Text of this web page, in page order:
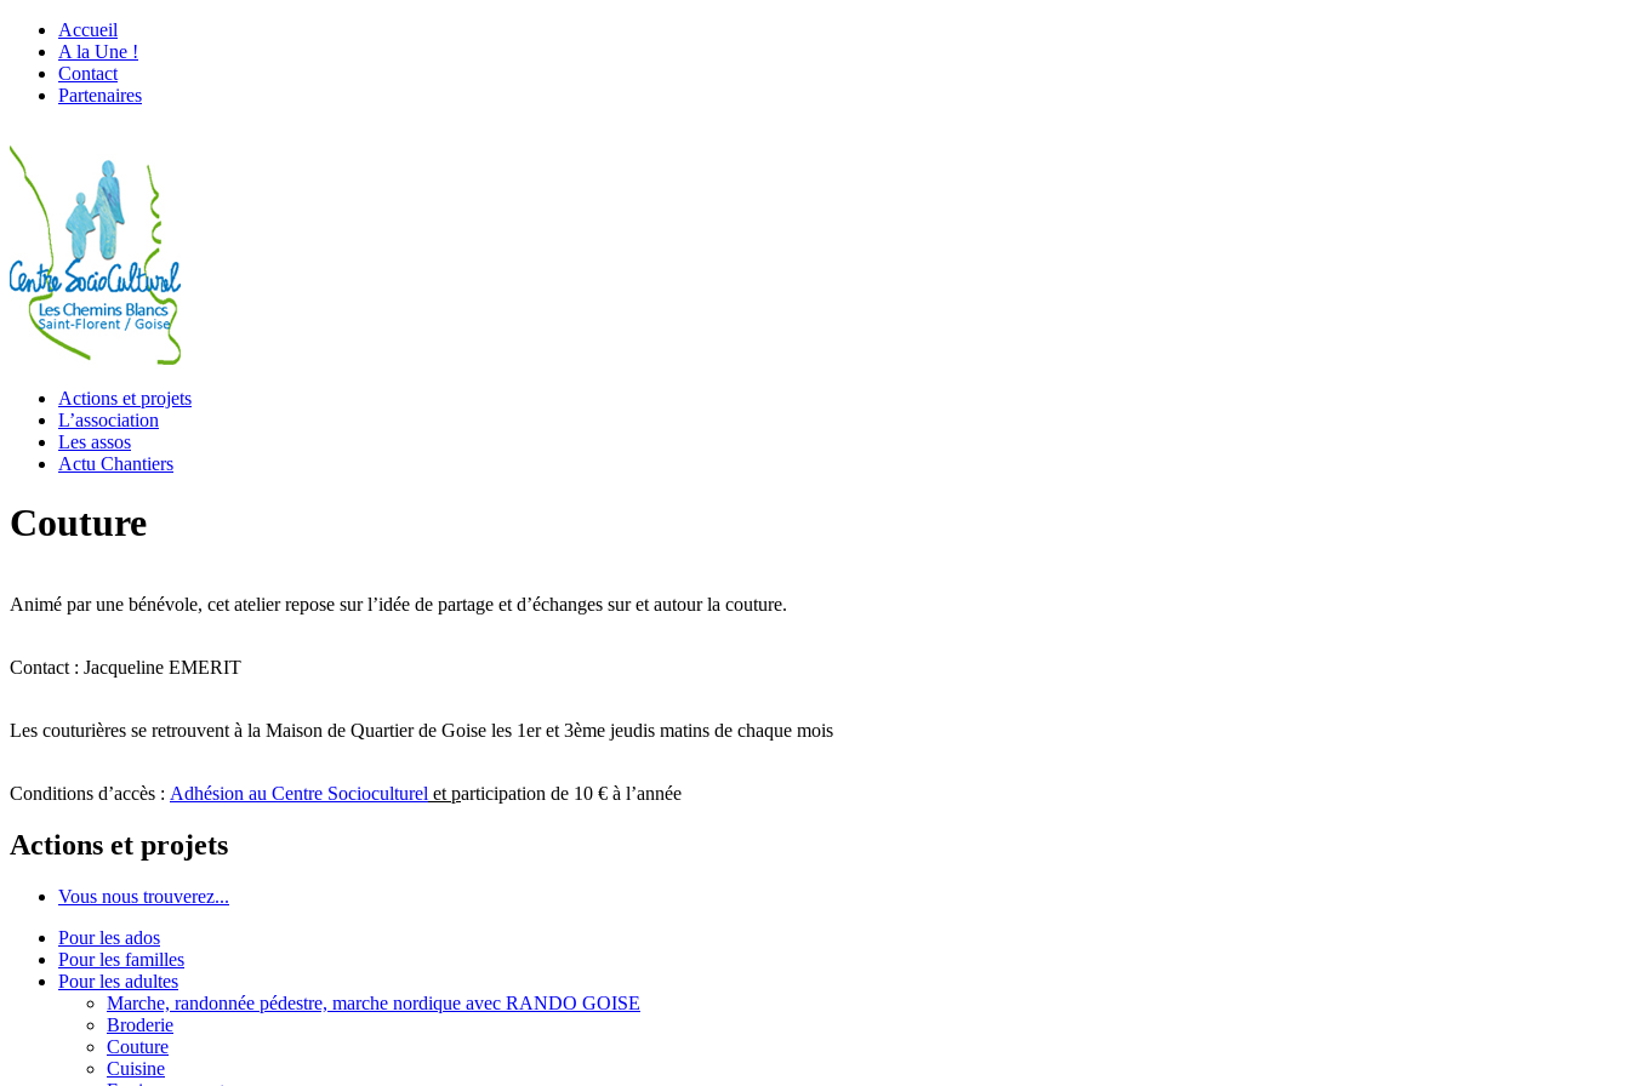
Accueil
A la Une !
Contact
Partenaires
Actions et projets
L’association
Les assos
Actu Chantiers
Couture
Animé par une bénévole, cet atelier repose sur l’idée de partage et d’échanges sur et autour la couture.
Contact : Jacqueline EMERIT
Les couturières se retrouvent à la Maison de Quartier de Goise les 1er et 3ème jeudis matins de chaque mois
Conditions d’accès : Adhésion au Centre Socioculturel et participation de 10 € à l’année
Actions et projets
Vous nous trouverez...
Pour les ados
Pour les familles
Pour les adultes
Marche, randonnée pédestre, marche nordique avec RANDO GOISE
Broderie
Couture
Cuisine